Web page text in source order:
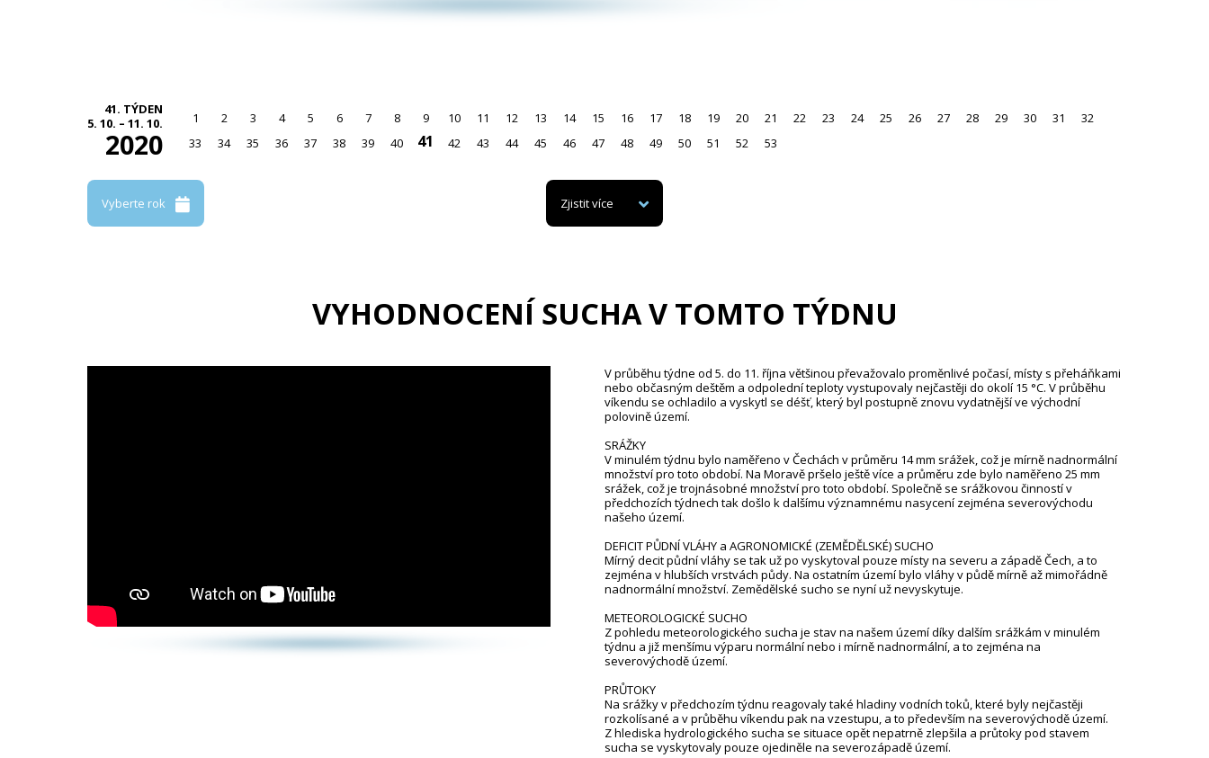
41. TÝDEN
5. 10. – 11. 10.
2020
1 2 3 4 5 6 7 8 9 10 11 12 13 14 15 16 17 18 19 20 21 22 23 24 25 26 27 28 29 30 31
32
33
34 35 36 37 38 39 40 41 42 43 44 45 46 47 48 49 50 51 52 53
Vyberte rok Zjistit více
VYHODNOCENÍ SUCHA V TOMTO TÝDNU
V průběhu týdne od 5. do 11. října většinou převažovalo proměnlivé počasí, místy s přeháňkami
nebo občasným deštěm a odpolední teploty vystupovaly nejčastěji do okolí 15 °C. V průběhu
víkendu se ochladilo a vyskytl se déšť, který byl postupně znovu vydatnější ve východní
polovině území.
SRÁŽKY
V minulém týdnu bylo naměřeno v Čechách v průměru 14 mm srážek, což je mírně nadnormální
množství pro toto období. Na Moravě pršelo ještě více a průměru zde bylo naměřeno 25 mm
srážek, což je trojnásobné množství pro toto období. Společně se srážkovou činností v
předchozích týdnech tak došlo k dalšímu významnému nasycení zejména severovýchodu
našeho území.
DEFICIT PŮDNÍ VLÁHY a AGRONOMICKÉ (ZEMĚDĚLSKÉ) SUCHO
Mírný deficit půdní vláhy se tak už po vyskytoval pouze místy na severu a západě Čech, a to
zejména v hlubších vrstvách půdy. Na ostatním území bylo vláhy v půdě mírně až mimořádně
nadnormální množství. Zemědělské sucho se nyní už nevyskytuje.
METEOROLOGICKÉ SUCHO
Z pohledu meteorologického sucha je stav na našem území díky dalším srážkám v minulém
týdnu a již menšímu výparu normální nebo i mírně nadnormální, a to zejména na
severovýchodě území.
PRŮTOKY
Na srážky v předchozím týdnu reagovaly také hladiny vodních toků, které byly nejčastěji
rozkolísané a v průběhu víkendu pak na vzestupu, a to především na severovýchodě území.
Z hlediska hydrologického sucha se situace opět nepatrně zlepšila a průtoky pod stavem
sucha se vyskytovaly pouze ojediněle na severozápadě území.